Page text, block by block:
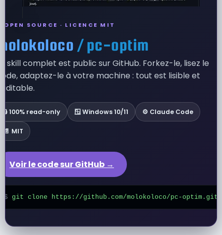
OPEN SOURCE · LICENCE MIT
/ pc-optim
skill complet est public sur GitHub. Forkez-le, lisez le
adaptez-le à votre machine : tout est lisible et
🔒 100% read-only 🪟 Windows 10/11 ⚙️ Claude Code
📄 MIT
Voir le code sur GitHub →
$ git clone https://github.com/molokoloco/pc-optim.git